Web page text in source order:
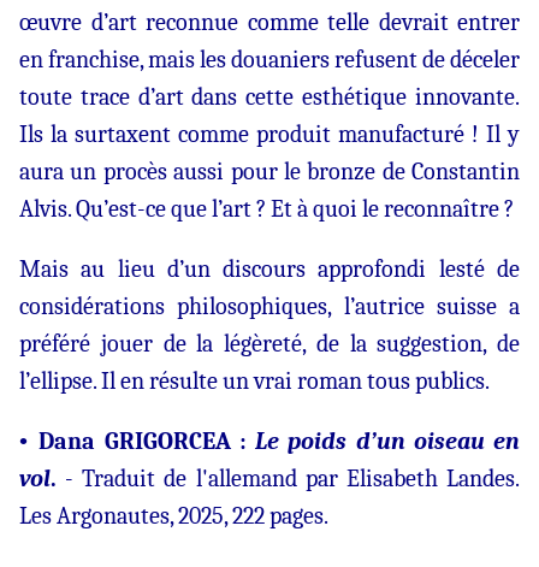
œuvre d’art reconnue comme telle devrait entrer
en franchise, mais les douaniers refusent de déceler
toute trace d’art dans cette esthétique innovante.
Ils la surtaxent comme produit manufacturé ! Il y
aura un procès aussi pour le bronze de Constantin
Alvis. Qu’est-ce que l’art ? Et à quoi le reconnaître ?
Mais au lieu d’un discours approfondi lesté de
considérations philosophiques, l’autrice suisse a
préféré jouer de la légèreté, de la suggestion, de
l’ellipse. Il en résulte un vrai roman tous publics.
•Dana GRIGORCEA : Le poids d’un oiseau en
vol. - Traduit de l'allemand par Elisabeth Landes.
Les Argonautes, 2025, 222 pages.